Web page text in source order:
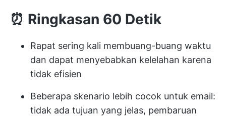
⏰ Ringkasan 60 Detik
Rapat sering kali membuang-buang waktu
dan dapat menyebabkan kelelahan karena
tidak efisien
Beberapa skenario lebih cocok untuk email:
tidak ada tujuan yang jelas, pembaruan